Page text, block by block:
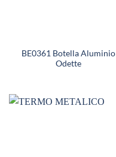
BE0361 Botella Aluminio
Odette